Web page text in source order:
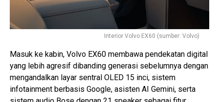
Interior Volvo EX60 (sumber: Volvo)
Masuk ke kabin, Volvo EX60 membawa pendekatan digital
yang lebih agresif dibanding generasi sebelumnya dengan
mengandalkan layar sentral OLED 15 inci, sistem
infotainment berbasis Google, asisten AI Gemini, serta